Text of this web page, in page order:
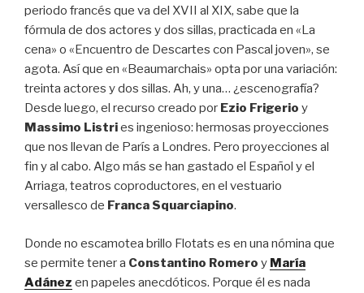
periodo francés que va del XVII al XIX, sabe que la
fórmula de dos actores y dos sillas, practicada en «La
cena» o «Encuentro de Descartes con Pascal joven», se
agota. Así que en «Beaumarchais» opta por una variación:
treinta actores y dos sillas. Ah, y una… ¿escenografía?
Desde luego, el recurso creado por Ezio Frigerio y
Massimo Listries ingenioso: hermosas proyecciones
que nos llevan de París a Londres. Pero proyecciones al
fin y al cabo. Algo más se han gastado el Español y el
Arriaga, teatros coproductores, en el vestuario
versallesco de Franca Squarciapino.
Donde no escamotea brillo Flotats es en una nómina que
se permite tener a Constantino Romero y María
Adánez en papeles anecdóticos. Porque él es nada